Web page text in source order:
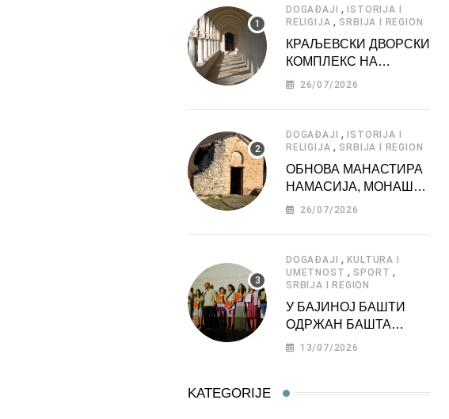
DOGAĐAJI , ISTORIJA I
RELIGIJA , SRBIJA I REGION
КРАЉЕВСКИ ДВОРСКИ
КОМПЛЕКС НА
ДЕДИЊУ –
АТРАКЦИЈА
26/07/2026
DOGAĐAJI , ISTORIJA I
RELIGIJA , SRBIJA I REGION
ОБНОВА МАНАСТИРА
НАМАСИЈА, МОНАШКЕ
ЗАДУЖБИНЕ
26/07/2026
DOGAĐAJI ,KULTURA I
UMETNOST , SPORT ,
SRBIJA I REGION
У БАЈИНОЈ БАШТИ
ОДРЖАН БАШТА
ФЕСТ 2026
13/07/2026
KATEGORIJE